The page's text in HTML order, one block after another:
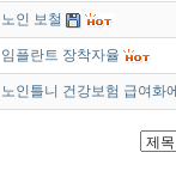
노인 보철
임플란트 장착자율
노인틀니 건강보험 급여화